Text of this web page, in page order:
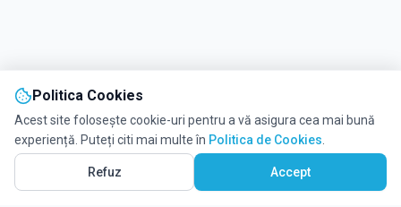
Politica Cookies
Acest site folosește cookie-uri pentru a vă asigura cea mai bună
experiență. Puteți citi mai multe în Politica de Cookies
Refuz Accept